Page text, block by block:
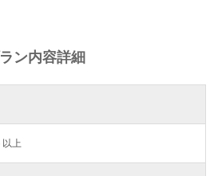
ン内容詳細
上